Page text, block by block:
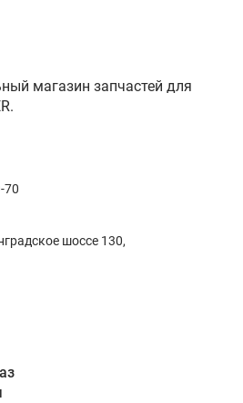
магазин запчастей для
70
шоссе 130,